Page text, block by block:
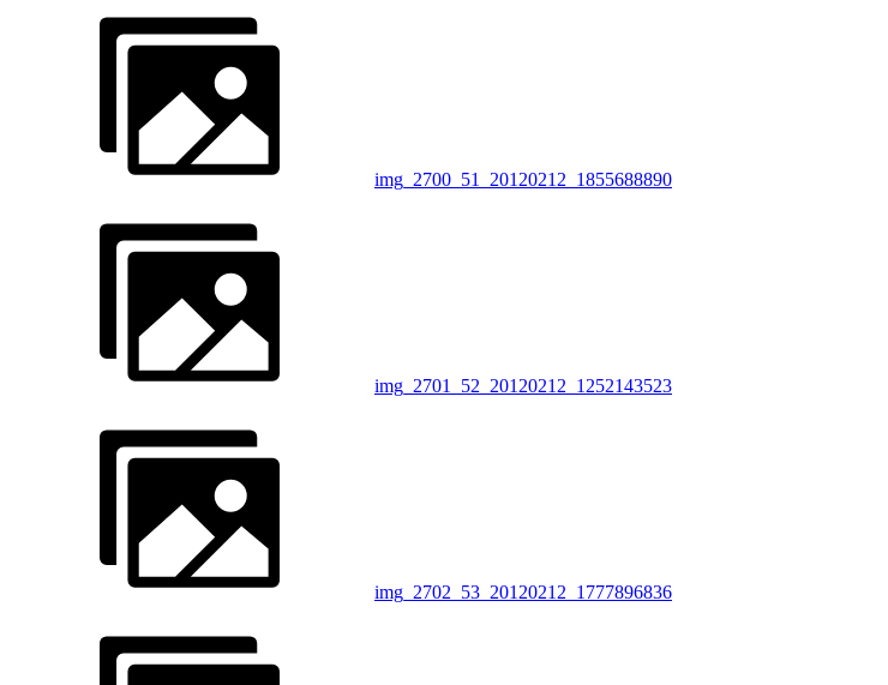
img_2700_51_20120212_1855688890
img_2701_52_20120212_1252143523
img_2702_53_20120212_1777896836